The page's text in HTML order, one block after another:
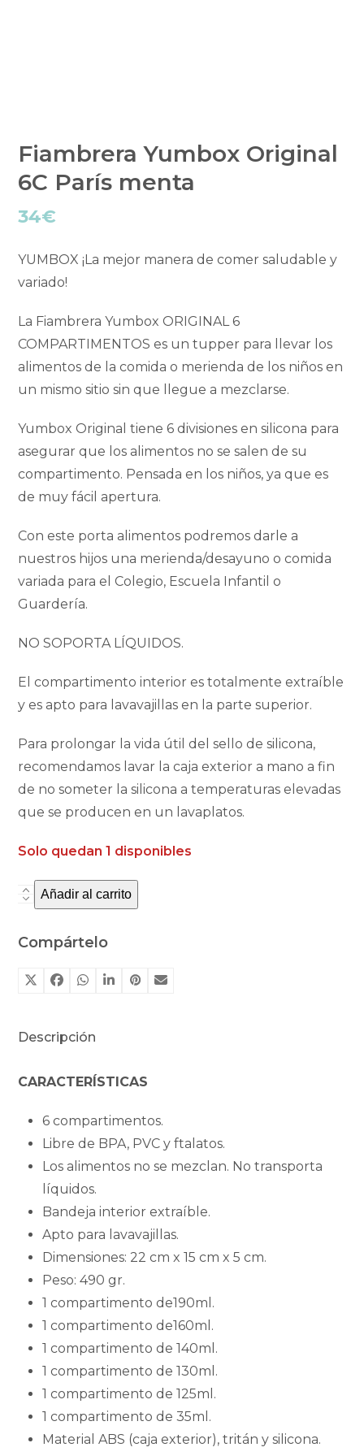
Fiambrera Yumbox Original
6C París menta
34€
YUMBOX ¡La mejor manera de comer saludable y
variado!
La Fiambrera Yumbox ORIGINAL 6
COMPARTIMENTOS es un tupper para llevar los
alimentos de la comida o merienda de los niños en
un mismo sitio sin que llegue a mezclarse.
Yumbox Original tiene 6 divisiones en silicona para
asegurar que los alimentos no se salen de su
compartimento. Pensada en los niños, ya que es
de muy fácil apertura.
Con este porta alimentos podremos darle a
nuestros hijos una merienda/desayuno o comida
variada para el Colegio, Escuela Infantil o
Guardería.
NO SOPORTA LÍQUIDOS.
El compartimento interior es totalmente extraíble
y es apto para lavavajillas en la parte superior.
Para prolongar la vida útil del sello de silicona,
recomendamos lavar la caja exterior a mano a fin
de no someter la silicona a temperaturas elevadas
que se producen en un lavaplatos.
Solo quedan 1 disponibles
Fiambrera
Original
París
cantidad
Añadir al carrito
Compártelo
Descripción
CARACTERÍSTICAS
6 compartimentos.
Libre de BPA, PVC y ftalatos.
Los alimentos no se mezclan. No transporta
líquidos.
Bandeja interior extraíble.
Apto para lavavajillas.
Dimensiones: 22 cm x 15 cm x 5 cm.
Peso: 490 gr.
1 compartimento de190ml.
1 compartimento de160ml.
1 compartimento de 140ml.
1 compartimento de 130ml.
1 compartimento de 125ml.
1 compartimento de 35ml.
Material ABS (caja exterior), tritán y silicona.